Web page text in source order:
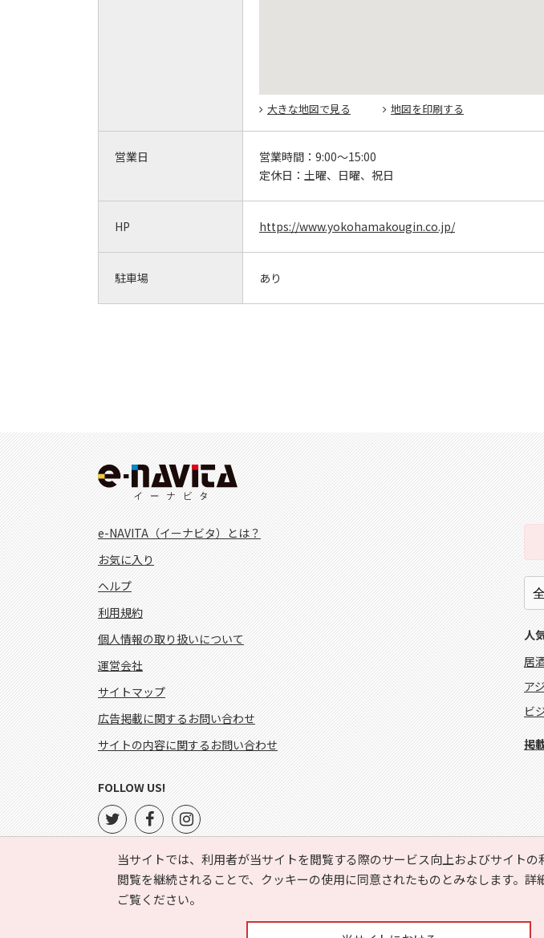
大きな地図で見る 地図を印刷する
営業日 営業時間： 9:00～15:00
定休日： 土曜、日曜、祝日
HP https://www.yokohamakougin.co.jp/
駐車場 あり
当サイトでは、利用者が当サイトを閲覧する際のサービス向上およびサイト
閲覧を継続されることで、クッキーの使用に同意されたものとみなします。詳
ご覧ください。
e-NAVITA（イーナビタ）とは？
お気に入り
ヘルプ
利用規約
個人情報の取り扱いについて
運営会社
サイトマップ
広告掲載に関するお問い合わせ
サイトの内容に関するお問い合わせ
人
居
ア
ビ
掲
FOLLOW US!
Copyright ©